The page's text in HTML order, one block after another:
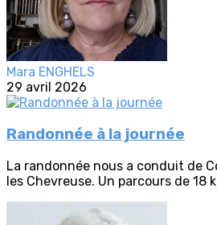
Mara ENGHELS
29 avril 2026
Randonnée à la journée
La randonnée nous a conduit de
les Chevreuse. Un parcours de 18